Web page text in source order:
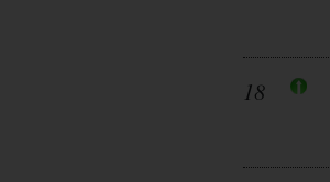
18